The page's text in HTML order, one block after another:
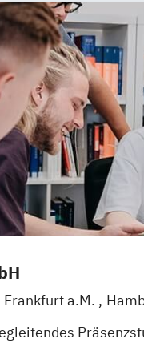
Frankfurt a.M.
Stuttgart Hannover